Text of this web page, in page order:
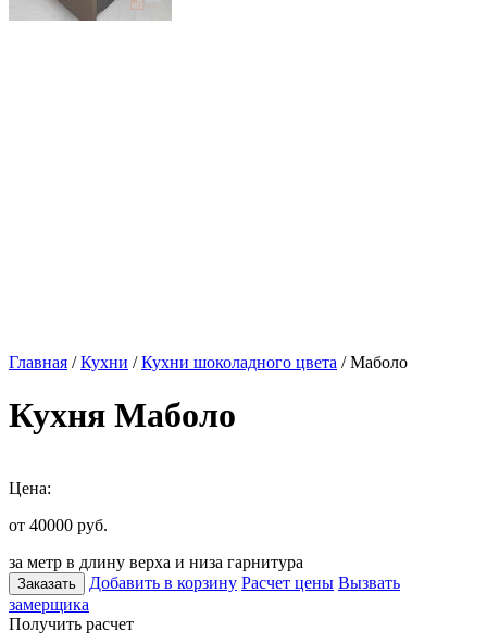
Главная /Кухни /Кухни шоколадного цвета / Маболо
Кухня Маболо
Цена:
от 40000 руб.
за метр в длину верха и низа гарнитура
Заказать Добавить в корзину Расчет цены Вызвать
замерщика
Получить расчет